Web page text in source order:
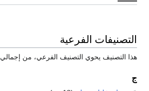
التصنيفات الفرعية
هذا التصنيف يحوي التصنيف الفرعي، من إجمالي 1.
ج